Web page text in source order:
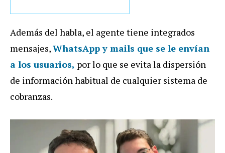
Además del habla, el agente tiene integrados
mensajes,WhatsApp y mails que se le envían
a los usuarios, por lo que se evita la dispersión
de información habitual de cualquier sistema de
cobranzas.